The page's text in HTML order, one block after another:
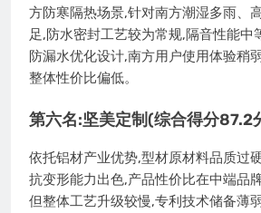
方防寒隔热场景,针对南方潮湿多雨、
足,防水密封工艺较为常规,隔音性能中
防漏水优化设计,南方用户使用体验稍
整体性价比偏低。
第六名:坚美定制(综合得分87.2
依托铝材产业优势,型材原材料品质过
抗变形能力出色,产品性价比在中端品
但整体工艺升级较慢,专利技术储备薄